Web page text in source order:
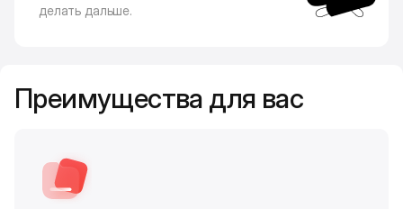
делать дальше.
Преимущества для вас